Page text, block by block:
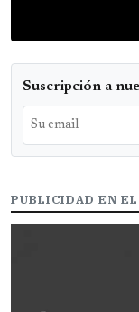
Suscripción a
PUBLICIDAD EN